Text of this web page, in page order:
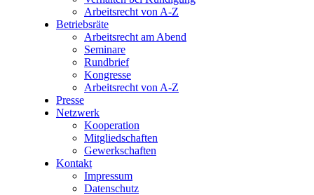
Arbeitsrecht von A-Z
Betriebsräte
Arbeitsrecht am Abend
Seminare
Rundbrief
Kongresse
Arbeitsrecht von A-Z
Presse
Netzwerk
Kooperation
Mitgliedschaften
Gewerkschaften
Kontakt
Impressum
Datenschutz